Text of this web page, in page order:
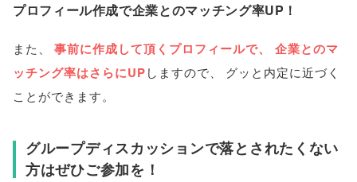
プロフィール作成で企業とのマッチング率UP！
また 事前に作成して頂くプロフィールで、
企業とのマ
ッチング率はさらにUPしますので
グッと内定に近づく
ことができます。
グループディスカッションで落とされたくない
方はぜひご参加を！